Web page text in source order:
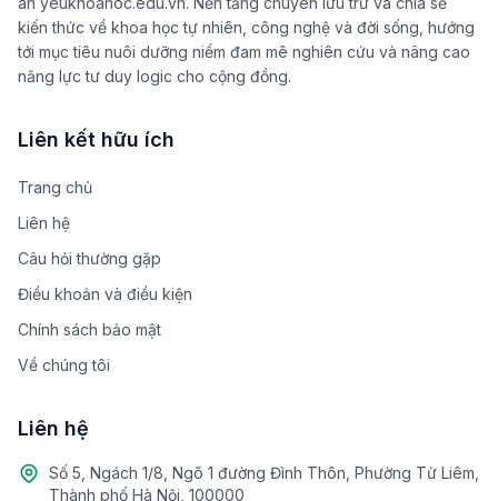
kiến thức về khoa học tự nhiên, công nghệ và đời sống, hướng
tới mục tiêu nuôi dưỡng niềm đam mê nghiên cứu và nâng cao
năng lực tư duy logic cho cộng đồng.
Liên kết hữu ích
Trang chủ
Liên hệ
Câu hỏi thường gặp
Điều khoản và điều kiện
Chính sách bảo mật
Về chúng tôi
Liên hệ
Số 5, Ngách 1/8, Ngõ 1 đường Đình Thôn, Phường Từ Liêm,
Thành phố Hà Nội, 100000